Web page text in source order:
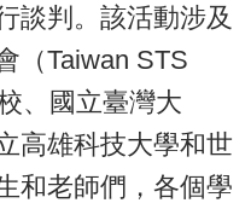
談判。該活動涉及
（Taiwan STS
、國立臺灣大
高雄科技大學和世
和老師們，各個學